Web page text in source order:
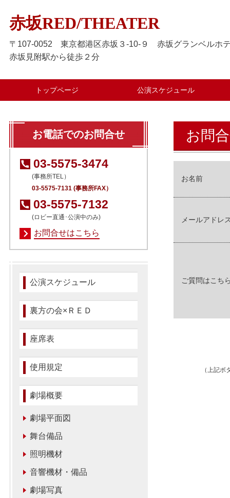
赤坂RED/THEATER
〒107-0052 東京都港区赤坂３-10-９ 赤坂グランベルホ
赤坂見附駅から徒歩２分
トップページ 公演スケジュール
お問
お名前
メールアドレ
ご質問はこち
（上記
お電話でのお問合せ
03-5575-3474
(事務所TEL）
03-5575-7131 (事務所FAX）
03-5575-7132
(ロビー直通･公演中のみ)
お問合せはこちら
公演スケジュール
裏方の会×ＲＥＤ
座席表
使用規定
劇場概要
劇場平面図
舞台備品
照明機材
音響機材・備品
劇場写真